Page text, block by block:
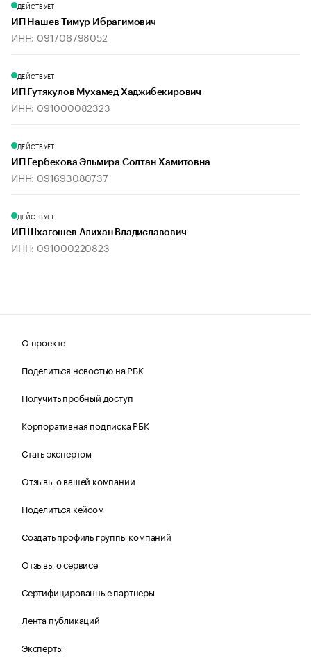
ДЕЙСТВУЕТ
ИП Нашев Тимур Ибрагимович
ИНН: 091706798052
ДЕЙСТВУЕТ
ИП Гутякулов Мухамед Хаджибекирович
ИНН: 091000082323
ДЕЙСТВУЕТ
ИП Гербекова Эльмира Солтан-Хамитовна
ИНН: 091693080737
ДЕЙСТВУЕТ
ИП Шхагошев Алихан Владиславович
ИНН: 091000220823
О проекте
Поделиться новостью на РБК
Получить пробный доступ
Корпоративная подписка РБК
Стать экспертом
Отзывы о вашей компании
Поделиться кейсом
Создать профиль группы компаний
Отзывы о сервисе
Сертифицированные партнеры
Лента публикаций
Эксперты